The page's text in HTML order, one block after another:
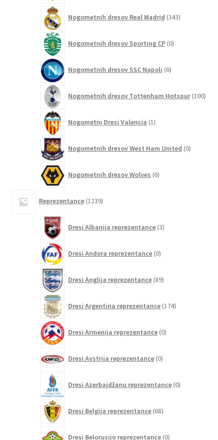
Nogometnih dresov Real Madrid 343izdelkov
Nogometnih dresov Sporting CP 0izdelkov
Nogometnih dresov SSC Napoli 6izdelkov
Nogometnih dresov Tottenham Hotspur 100
Nogometni Dresi Valencia 1izdelek
Nogometnih dresov West Ham United 0izdelkov
Nogometnih dresov Wolves 6izdelkov
Reprezentance 1239izdelkov
Dresi Albanija reprezentance 3izdelki
Dresi Andora reprezentance 0izdelkov
Dresi Anglija reprezentance 89izdelkov
Dresi Argentina reprezentance 174izdelkov
Dresi Armenija reprezentance 0izdelkov
Dresi Avstrija reprezentance 0izdelkov
Dresi Azerbajdžanu reprezentance 0izdelkov
Dresi Belgija reprezentance 68izdelkov
Dresi Belorusijo reprezentance 0